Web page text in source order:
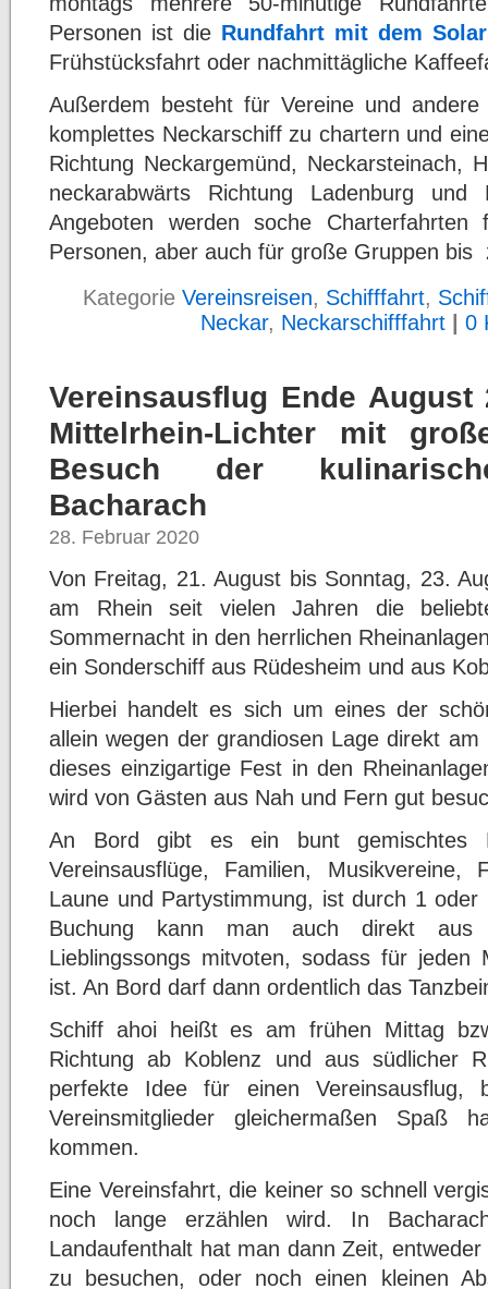
Personen ist die Rundfahrt mit dem
Frühstücksfahrt oder nachmittägliche
Außerdem besteht für Vereine und
komplettes Neckarschiff zu chartern und
Richtung Neckargemünd, Neckarsteinach,
neckarabwärts Richtung Ladenburg und
Angeboten werden soche
Personen, aber auch für große Gruppen bis
Kategorie Vereinsreisen, Schifffahrt,
Neckar, Neckarschifffahrt 0
Vereinsausflug Ende
Mittelrhein-Lichter mit
Besuch der
Bacharach
28. Februar 2020
Von Freitag, 21. August bis Sonntag, 23.
am Rhein seit vielen Jahren die
Sommernacht in den herrlichen
ein Sonderschiff aus Rüdesheim und aus
Hierbei handelt es sich um eines der
allein wegen der grandiosen Lage direkt
dieses einzigartige Fest in den
wird von Gästen aus Nah und Fern gut
An Bord gibt es ein bunt gemischtes
Vereinsausflüge, Familien,
Laune und Partystimmung, ist durch 1
Buchung kann man auch direkt
Lieblingssongs mitvoten, sodass für jeden
ist. An Bord darf dann ordentlich das
Schiff ahoi heißt es am frühen Mittag
Richtung ab Koblenz und aus südlicher
perfekte Idee für einen Vereinsausflug,
Vereinsmitglieder gleichermaßen
kommen.
Eine Vereinsfahrt, die keiner so schnell
noch lange erzählen wird. In
Landaufenthalt hat man dann Zeit,
zu besuchen, oder noch einen kleinen